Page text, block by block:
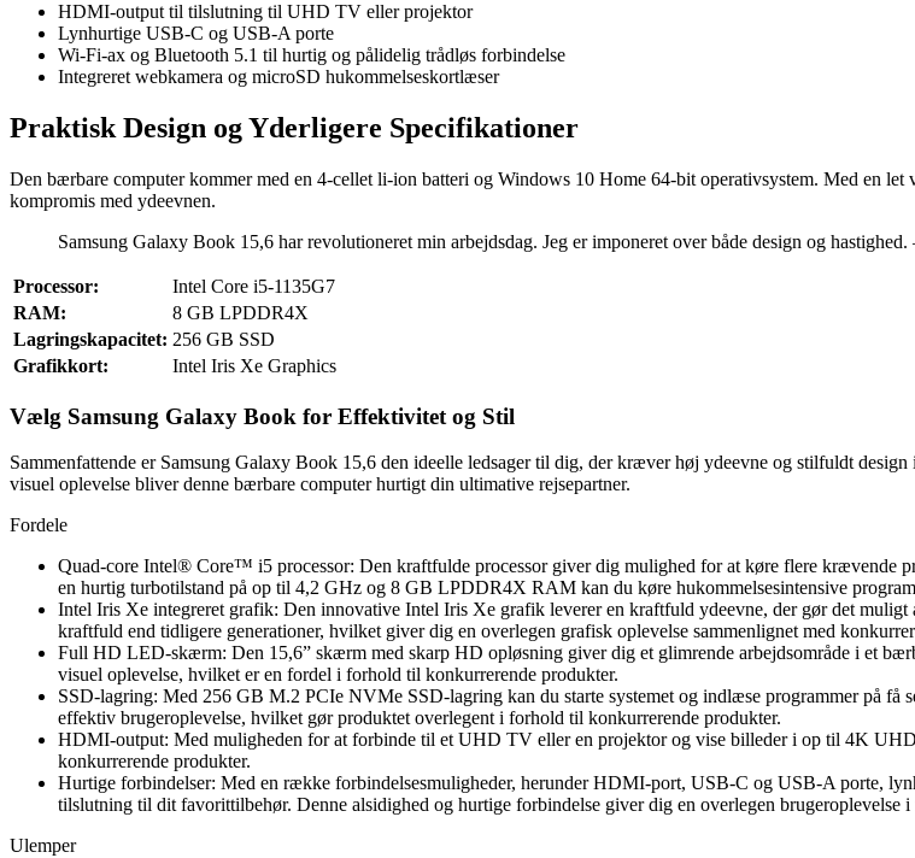
HDMI-output til tilslutning til UHD TV eller projektor
Lynhurtige USB-C og USB-A porte
Wi-Fi-ax og Bluetooth 5.1 til hurtig og pålidelig trådløs forbindelse
Integreret webkamera og microSD hukommelseskortlæser
Praktisk Design og Yderligere Specifikationer
Den bærbare computer kommer med en 4-cellet li-ion batteri og Windows 10 Home 64-bit operativsystem. Med en
kompromis med ydeevnen.
Samsung Galaxy Book 15,6 har revolutioneret min arbejdsdag. Jeg er imponeret over både design og
Processor:
Intel Core i5-1135G7
RAM:
8 GB LPDDR4X
Lagringskapacitet: 256 GB SSD
Grafikkort:
Intel Iris Xe Graphics
Vælg Samsung Galaxy Book for Effektivitet og Stil
Sammenfattende er Samsung Galaxy Book 15,6 den ideelle ledsager til dig, der kræver høj ydeevne og stilfuldt
visuel oplevelse bliver denne bærbare computer hurtigt din ultimative rejsepartner.
Fordele
Quad-core Intel® Core™ i5 processor: Den kraftfulde processor giver dig mulighed for at køre flere krævende
en hurtig turbotilstand på op til 4,2 GHz og 8 GB LPDDR4X RAM kan du køre hukommelsesintensive
Intel Iris Xe integreret grafik: Den innovative Intel Iris Xe grafik leverer en kraftfuld ydeevne, der gør det muligt
kraftfuld end tidligere generationer, hvilket giver dig en overlegen grafisk oplevelse sammenlignet med
Full HD LED-skærm: Den 15,6” skærm med skarp HD opløsning giver dig et glimrende arbejdsområde i et
visuel oplevelse, hvilket er en fordel i forhold til konkurrerende produkter.
SSD-lagring: Med 256 GB M.2 PCIe NVMe SSD-lagring kan du starte systemet og indlæse programmer på
effektiv brugeroplevelse, hvilket gør produktet overlegent i forhold til konkurrerende produkter.
HDMI-output: Med muligheden for at forbinde til et UHD TV eller en projektor og vise billeder i op til 4K
konkurrerende produkter.
Hurtige forbindelser: Med en række forbindelsesmuligheder, herunder HDMI-port, USB-C og USB-A porte,
tilslutning til dit favorittilbehør. Denne alsidighed og hurtige forbindelse giver dig en overlegen brugeroplevelse
Ulemper